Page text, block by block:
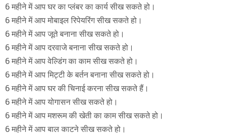
6 महीने में आप घर का प्लंबर का कार्य सीख सकते हो।
6 महीने में आप मोबाइल रिपेयरिंग सीख सकते हो।
6 महीने में आप जूते बनाना सीख सकते हो।
6 महीने में आप दरवाजे बनाना सीख सकते हो।
6 महीने में आप वेल्डिंग का काम सीख सकते हो।
6 महीने में आप मिट्टी के बर्तन बनाना सीख सकते हो।
6 महीने में आप घर की चिनाई करना सीख सकते हैं।
6 महीने में आप योगासन सीख सकते हो।
6 महीने में आप मशरूम की खेती का काम सीख सकते हो।
6 महीने में आप बाल काटने सीख सकते हो।